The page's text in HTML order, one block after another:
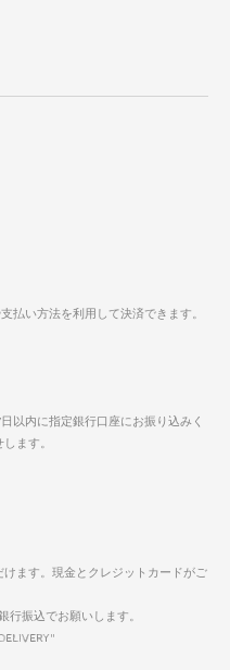
払い方法を利用して決済できます。
以内に指定銀行口座にお振り込みく
ます。
ます。現金とクレジットカードがご
振込でお願いします。